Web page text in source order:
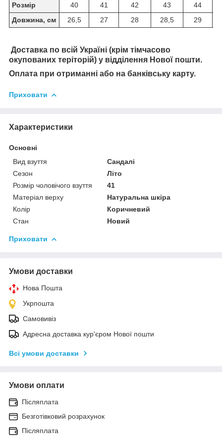
Розмір 40 41 42 43
44
Довжина, см
26,5 27 28 28,5 29
Доставка по всій Україні (крім тімчасово
окупованих теріторій) у відділення Нової пошти.
Оплата при отриманні або на банківську карту.
Приховати
Характеристики
Основні
Вид взуття
Сандалі
Сезон
Літо
Розмір чоловічого взуття
41
Матеріал верху
Натуральна шкіра
Колір
Коричневий
Стан
Новий
Приховати
Умови доставки
Нова Пошта
Укрпошта
Самовивіз
Адресна доставка кур'єром Нової пошти
Всі умови доставки
Умови оплати
Післяплата
Безготівковий розрахунок
Післяплата